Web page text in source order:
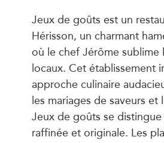
Jeux de goûts est un
Hérisson, un charmant
où le chef Jérôme sublime
locaux. Cet établissement
approche culinaire
les mariages de saveurs et
Jeux de goûts se distingue
raffinée et originale. Les